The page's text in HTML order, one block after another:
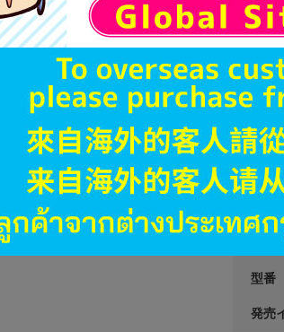
ディ
す。
※詳細
JAN
商品
商品
ハー
型番
発売